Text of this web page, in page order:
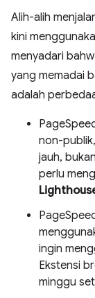
Alih-alih
kini
menyadari
yang memadai
adalah
non-
jauh,
perlu
ingin
Ekstensi
minggu